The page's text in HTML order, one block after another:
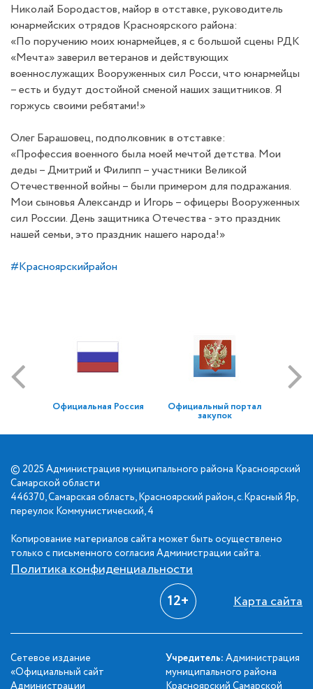
Николай Бородастов, майор в отставке, руководитель
юнармейских отрядов Красноярского района:
«По поручению моих юнармейцев, я с большой сцены РДК
«Мечта» заверил ветеранов и действующих
военнослужащих Вооруженных сил Росси, что юнармейцы
– есть и будут достойной сменой наших защитников. Я
горжусь своими ребятами!»
Олег Барашовец, подполковник в отставке:
«Профессия военного была моей мечтой детства. Мои
деды – Дмитрий и Филипп – участники Великой
Отечественной войны – были примером для подражания.
Мои сыновья Александр и Игорь – офицеры Вооруженных
сил России. День защитника Отечества - это праздник
нашей семьи, это праздник нашего народа!»
#Красноярскийрайон
Официальная Россия Официальный портал
закупок
© 2025 Администрация муниципального района Красноярский
Самарской области
446370, Самарская область, Красноярский район, с.Красный Яр,
переулок Коммунистический, 4
Копирование материалов сайта может быть осуществлено
только с письменного согласия Администрации сайта.
Политика конфиденциальности
12+ Карта сайта
Сетевое издание
«Официальный сайт
Администрации
Учредитель: Администрация
муниципального района
Красноярский Самарской